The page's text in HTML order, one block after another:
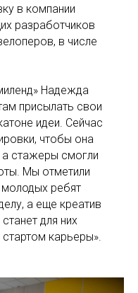
в компании
разработчиков
в числе
Надежда
присылать свои
идеи. Сейчас
чтобы она
а стажеры смогли
Мы отметили
ребят
а еще креатив
для них
карьеры».